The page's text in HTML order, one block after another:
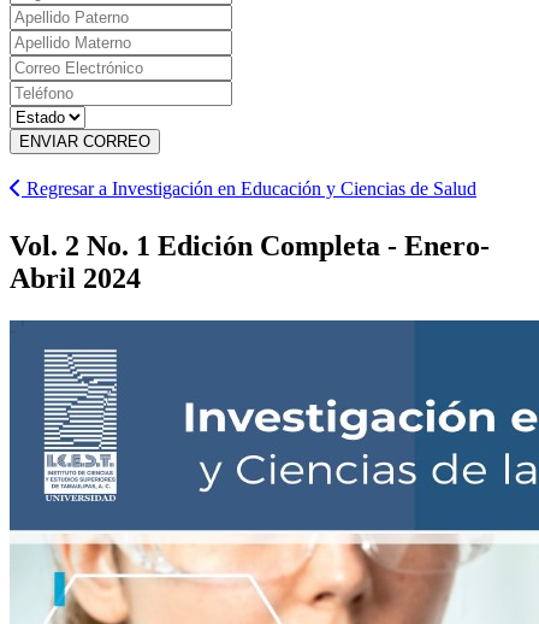
ENVIAR CORREO
Regresar a Investigación en Educación y Ciencias de Salud
Vol. 2 No. 1 Edición Completa - Enero-
Abril 2024